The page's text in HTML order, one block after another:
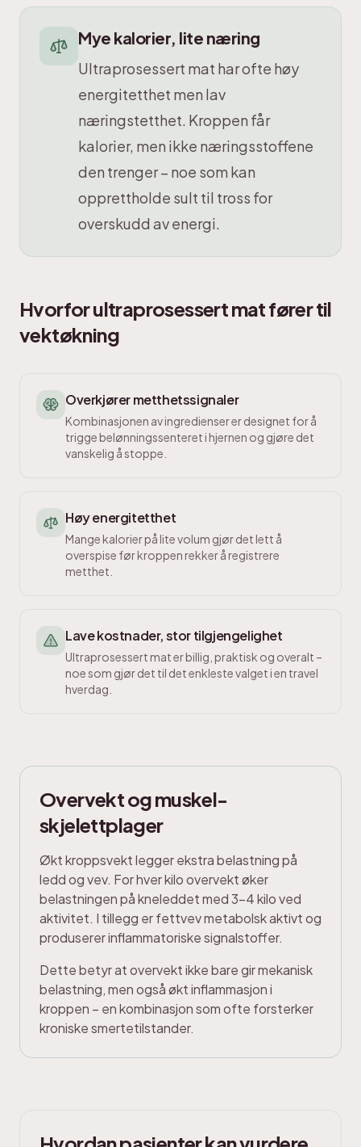
Mye kalorier, lite næring
Ultraprosessert mat har ofte høy
energitetthet men lav
næringstetthet. Kroppen får
kalorier, men ikke næringsstoffene
den trenger – noe som kan
opprettholde sult til tross for
overskudd av energi.
Hvorfor ultraprosessert mat fører til
vektøkning
Overkjører metthetssignaler
Kombinasjonen av ingredienser er designet for å
trigge belønningssenteret i hjernen og gjøre det
vanskelig å stoppe.
Høy energitetthet
Mange kalorier på lite volum gjør det lett å
overspise før kroppen rekker å registrere
metthet.
Lave kostnader, stor tilgjengelighet
Ultraprosessert mat er billig, praktisk og overalt –
noe som gjør det til det enkleste valget i en travel
hverdag.
Overvekt og muskel-
skjelettplager
Økt kroppsvekt legger ekstra belastning på
ledd og vev. For hver kilo overvekt øker
belastningen på kneleddet med 3-4 kilo ved
aktivitet. I tillegg er fettvev metabolsk aktivt og
produserer inflammatoriske signalstoffer.
Dette betyr at overvekt ikke bare gir mekanisk
belastning, men også økt inflammasjon i
kroppen – en kombinasjon som ofte forsterker
kroniske smertetilstander.